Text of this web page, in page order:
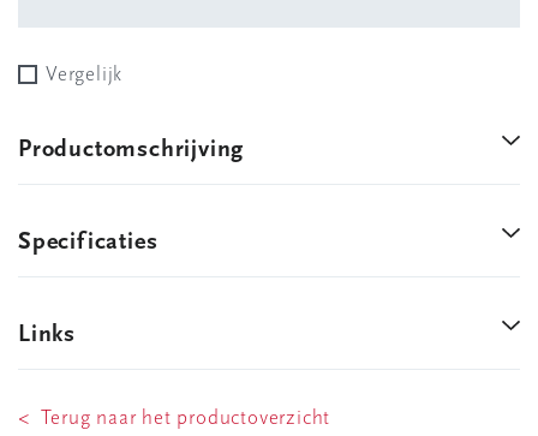
Vergelijk
Productomschrijving
Specificaties
Links
< Terug naar het productoverzicht